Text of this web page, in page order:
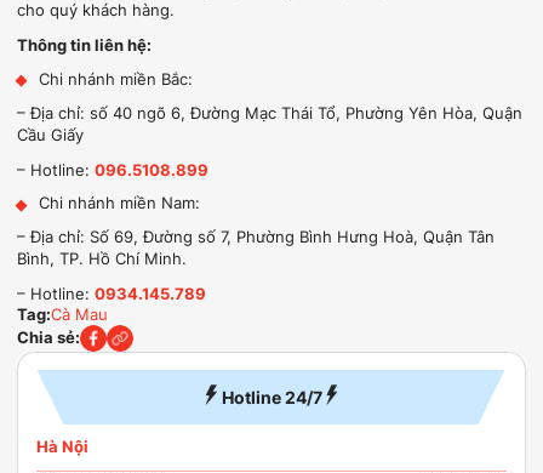
cho quý khách hàng.
Thông tin liên hệ:
Chi nhánh miền Bắc:
– Địa chỉ: số 40 ngõ 6, Đường Mạc Thái Tổ, Phường Yên Hòa, Quận
Cầu Giấy
– Hotline:096.5108.899
Chi nhánh miền Nam:
– Địa chỉ: Số 69, Đường số 7, Phường Bình Hưng Hoà, Quận Tân
Bình, TP. Hồ Chí Minh.
– Hotline:0934.145.789
Tag:Cà Mau
Chia sẻ:
Hotline 24/7
Hà Nội